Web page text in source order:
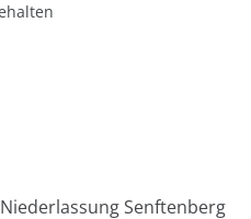
Senftenberg